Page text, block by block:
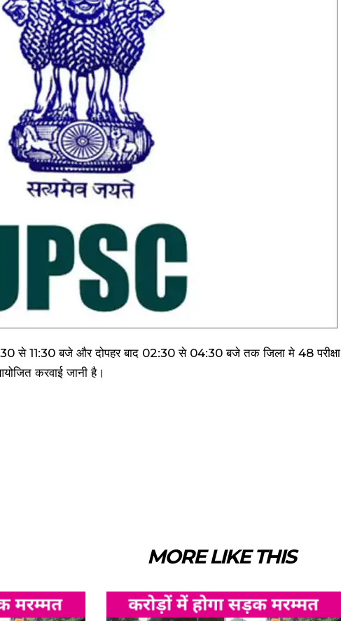
से 11:30 बजे और दोपहर बाद 02:30 से 04:30 बजे तक जिला मे 48 परीक्षा
करवाई जानी है।
MORE LIKE THIS